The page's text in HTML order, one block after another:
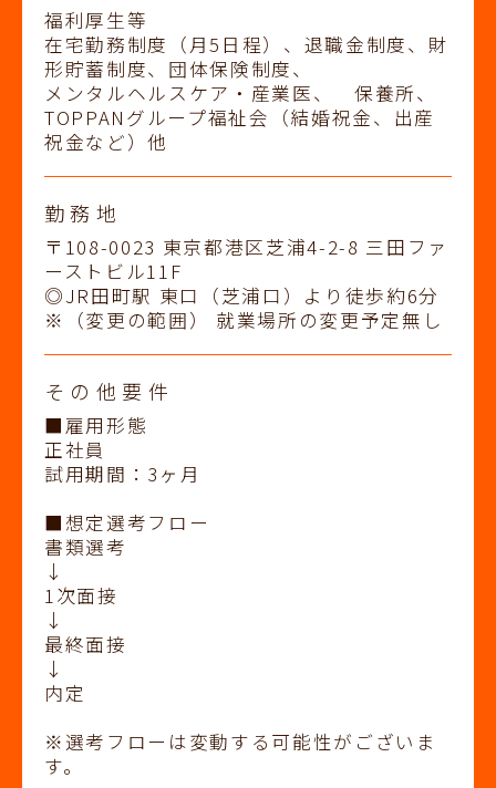
福利厚生等
在宅勤務制度（月5日程）、退職金制度、財
形貯蓄制度、団体保険制度、
メンタルヘルスケア・産業医、 保養所、
TOPPANグループ福祉会（結婚祝金、出産
祝金など）他
勤務地
〒108-0023 東京都港区芝浦4-2-8 三田ファ
ーストビル11F
◎JR田町駅 東口（芝浦口）より徒歩約6分
※（変更の範囲） 就業場所の変更予定無し
その他要件
■雇用形態
正社員
試用期間：3ヶ月
■想定選考フロー
書類選考
↓
1次面接
↓
最終面接
↓
内定
※選考フローは変動する可能性がございま
す。